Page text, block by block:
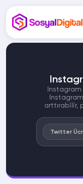
Instagram
Instagram
arttırabilir,
Twitter